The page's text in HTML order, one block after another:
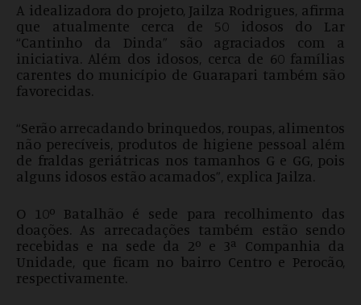
A idealizadora do projeto, Jailza Rodrigues, afirma
que atualmente cerca de 50 idosos do Lar
“Cantinho da Dinda” são agraciados com a
iniciativa. Além dos idosos, cerca de 60 famílias
carentes do município de Guarapari também são
favorecidas.
“Serão arrecadando brinquedos, roupas, alimentos
não perecíveis, produtos de higiene pessoal além
de fraldas geriátricas nos tamanhos G e GG, pois
alguns idosos estão acamados”, explica Jailza.
O 10º Batalhão é sede para recolhimento das
doações. As arrecadações também estão sendo
recebidas e na sede da 2º e 3ª Companhia da
Unidade, que ficam no bairro Centro e Perocão,
respectivamente.